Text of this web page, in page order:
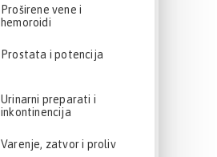
Proširene vene i
hemoroidi
Prostata i potencija
Urinarni preparati i
inkontinencija
Varenje, zatvor i proliv